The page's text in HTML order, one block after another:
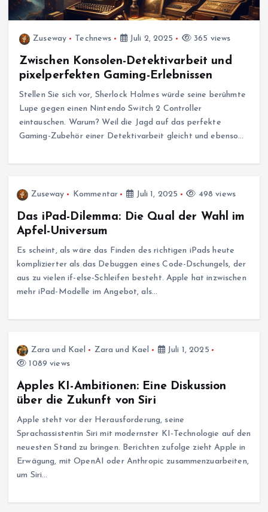
Zuseway Technews Juli 2, 2025 365 views
Zwischen Konsolen-Detektivarbeit und
pixelperfekten Gaming-Erlebnissen
Stellen Sie sich vor, Sherlock Holmes würde seine berühmte
Lupe gegen einen Nintendo Switch 2 Controller
eintauschen. Warum? Weil die Jagd auf das perfekte
Gaming-Zubehör einer Detektivarbeit gleicht und ebenso…
Zuseway Kommentar Juli 1, 2025 498 views
Das iPad-Dilemma: Die Qual der Wahl im
Apfel-Universum
Es scheint, als wäre das Finden des richtigen iPads heute
komplizierter als das Debuggen eines Code-Dschungels, der
aus zu vielen if-else-Schleifen besteht. Apple hat inzwischen
mehr iPad-Modelle im Angebot, als…
Zara und Kael Zara und Kael
Juli 1, 2025
1089 views
Apples KI-Ambitionen: Eine Diskussion
über die Zukunft von Siri
Apple steht vor der Herausforderung, seine
Sprachassistentin Siri mit modernster KI-Technologie auf den
neuesten Stand zu bringen. Berichten zufolge zieht Apple in
Erwägung, mit OpenAI oder Anthropic zusammenzuarbeiten,
um Siri…